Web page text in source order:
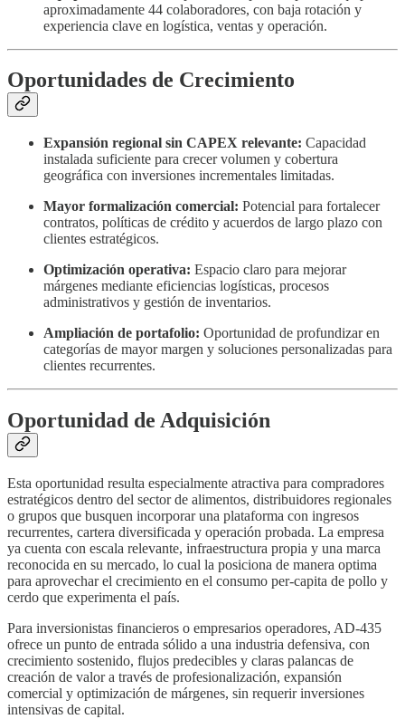
aproximadamente 44 colaboradores, con baja rotación y
experiencia clave en logística, ventas y operación.
Oportunidades de Crecimiento
Expansión regional sin CAPEX relevante: Capacidad
instalada suficiente para crecer volumen y cobertura
geográfica con inversiones incrementales limitadas.
Mayor formalización comercial: Potencial para fortalecer
contratos, políticas de crédito y acuerdos de largo plazo con
clientes estratégicos.
Optimización operativa: Espacio claro para mejorar
márgenes mediante eficiencias logísticas, procesos
administrativos y gestión de inventarios.
Ampliación de portafolio: Oportunidad de profundizar en
categorías de mayor margen y soluciones personalizadas para
clientes recurrentes.
Oportunidad de Adquisición
Esta oportunidad resulta especialmente atractiva para compradores
estratégicos dentro del sector de alimentos, distribuidores regionales
o grupos que busquen incorporar una plataforma con ingresos
recurrentes, cartera diversificada y operación probada. La empresa
ya cuenta con escala relevante, infraestructura propia y una marca
reconocida en su mercado, lo cual la posiciona de manera optima
para aprovechar el crecimiento en el consumo per-capita de pollo y
cerdo que experimenta el país.
Para inversionistas financieros o empresarios operadores, AD-435
ofrece un punto de entrada sólido a una industria defensiva, con
crecimiento sostenido, flujos predecibles y claras palancas de
creación de valor a través de profesionalización, expansión
comercial y optimización de márgenes, sin requerir inversiones
intensivas de capital.